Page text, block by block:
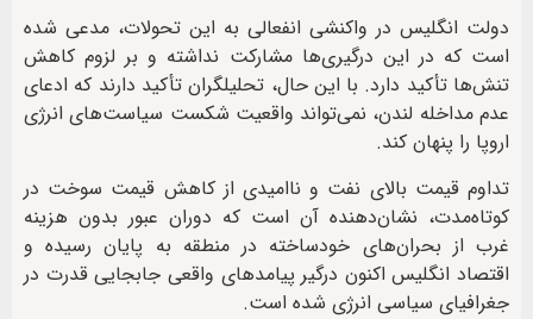
دولت انگلیس در واکنشی انفعالی به این تحولات، مدعی شده
است که در این درگیری‌ها مشارکت نداشته و بر لزوم کاهش
تنش‌ها تأکید دارد. با این حال، تحلیلگران تأکید دارند که ادعای
عدم مداخله لندن، نمی‌تواند واقعیت شکست سیاست‌های انرژی
اروپا را پنهان کند.
تداوم قیمت بالای نفت و ناامیدی از کاهش قیمت سوخت در
کوتاه‌مدت، نشان‌دهنده آن است که دوران عبور بدون هزینه
غرب از بحران‌های خودساخته در منطقه به پایان رسیده و
اقتصاد انگلیس اکنون درگیر پیامدهای واقعی جابجایی قدرت در
جغرافیای سیاسی انرژی شده است.